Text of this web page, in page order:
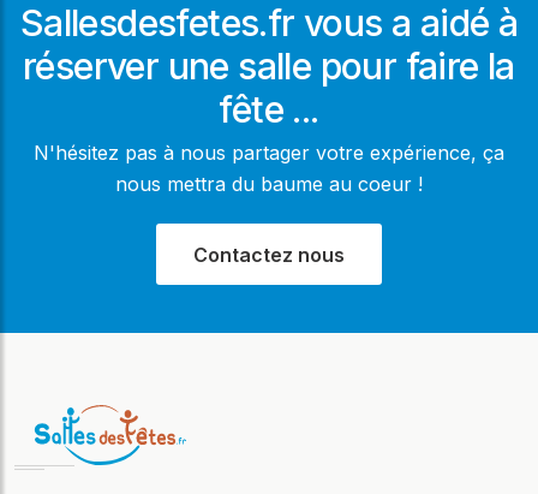
Sallesdesfetes.fr vous a aidé à
réserver une salle pour faire la
fête ...
N'hésitez pas à nous partager votre expérience, ça
nous mettra du baume au coeur !
Contactez nous